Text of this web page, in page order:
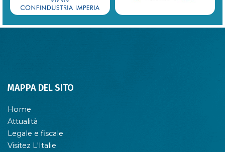
MAPPA DEL SITO
Home
Attualità
Legale e fiscale
Visitez L'Italie